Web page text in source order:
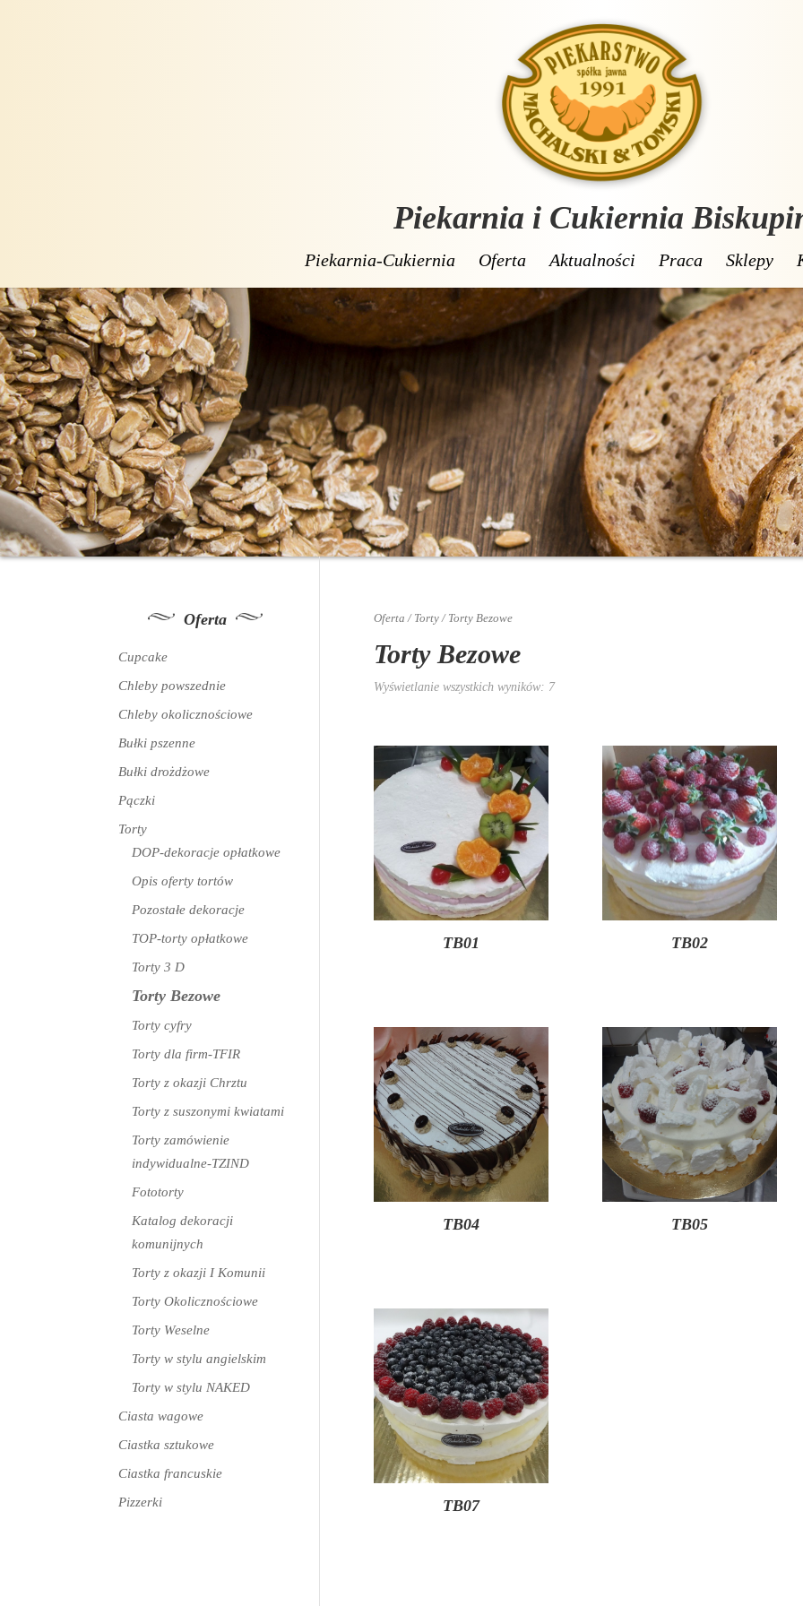
Piekarnia i Cukiernia
Piekarnia-Cukiernia Oferta Aktualności Praca Sklepy
Oferta / Torty/ Torty Bezowe
Torty Bezowe
Wyświetlanie wszystkich wyników: 7
TB01 TB02
TB04 TB05
TB07
Oferta
Cupcake
Chleby powszednie
Chleby okolicznościowe
Bułki pszenne
Bułki drożdżowe
Pączki
Torty
DOP-dekoracje opłatkowe
Opis oferty tortów
Pozostałe dekoracje
TOP-torty opłatkowe
Torty 3 D
Torty Bezowe
Torty cyfry
Torty dla firm-TFIR
Torty z okazji Chrztu
Torty z suszonymi kwiatami
Torty zamówienie
indywidualne-TZIND
Fototorty
Katalog dekoracji
komunijnych
Torty z okazji I Komunii
Torty Okolicznościowe
Torty Weselne
Torty w stylu angielskim
Torty w stylu NAKED
Ciasta wagowe
Ciastka sztukowe
Ciastka francuskie
Pizzerki